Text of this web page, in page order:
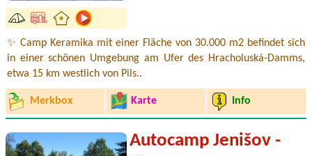
✨ Camp Keramika mit einer Fläche von 30.000 m2 befindet sich
in einer schönen Umgebung am Ufer des Hracholuská-Damms,
etwa 15 km westlich von Pils..
Merkbox Karte Info
Autocamp Jenišov -